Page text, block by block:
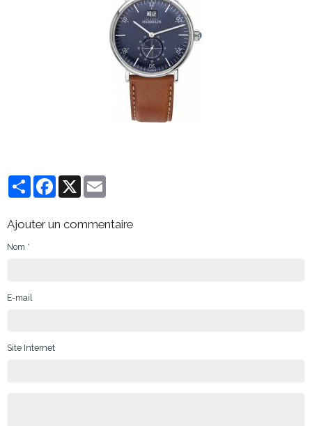
PartagerFacebook
X
Ajouter un commentaire
Nom
E-mail
Site Internet